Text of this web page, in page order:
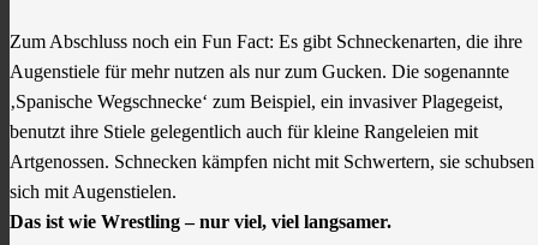
Zum Abschluss noch ein Fun Fact: Es gibt Schneckenarten, die ihre
Augenstiele für mehr nutzen als nur zum Gucken. Die sogenannte
‚Spanische Wegschnecke‘ zum Beispiel, ein invasiver Plagegeist,
benutzt ihre Stiele gelegentlich auch für kleine Rangeleien mit
Artgenossen. Schnecken kämpfen nicht mit Schwertern, sie schubsen
sich mit Augenstielen.
Das ist wie Wrestling – nur viel, viel langsamer.